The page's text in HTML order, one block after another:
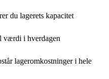
du lagerets kapacitet
værdi i hverdagen
lageromkostninger i hele